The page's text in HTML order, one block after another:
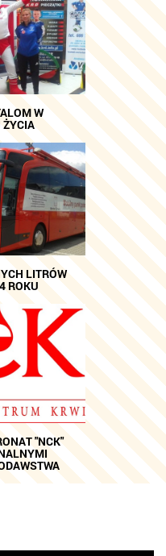
W
ŻYCIA
LITRÓW
ROKU
"NCK"